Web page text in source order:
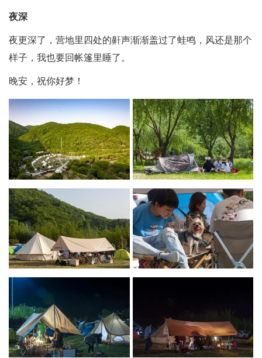
夜深
夜更深了，营地里四处的鼾声渐渐盖过了蛙鸣，风还是那个
样子，我也要回帐篷里睡了。
晚安，祝你好梦！